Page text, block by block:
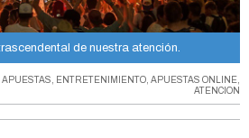
de nuestra atención.
APUESTAS, ENTRETENIMIENTO, APUESTAS ONLINE,
ATENCION